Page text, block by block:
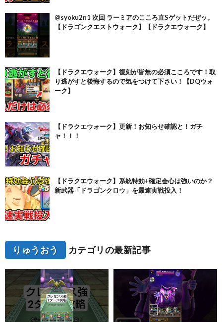
@syoku2n1 次回 ラーミアのこころ直Sゲットだぜッ。
【ドラゴンクエストウォーク】【ドラクエウォーク】
【ドラクエウォーク】復刻が皆無の必須こころです！取
り逃がすと後悔するので気をつけて下さい！【DQウォ
ーク】
【ドラクエウォーク】更新！お知らせ確認と！ガチ
ャ！！！
【ドラクエウォーク】系統特効+確定会心は強いのか？
新武器「ドラゴンクロウ」を最速実戦投入！
りゅうおう カテゴリの最新記事